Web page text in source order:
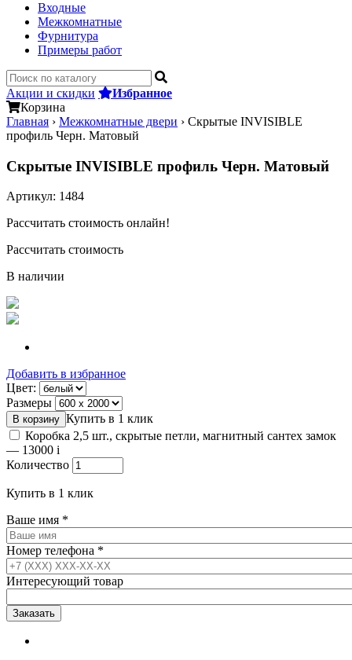
Входные
Межкомнатные
Фурнитура
Примеры работ
Акции и скидки Избранное
Корзина
Главная › Межкомнатные двери › Скрытые INVISIBLE
профиль Черн. Матовый
Скрытые INVISIBLE профиль Черн. Матовый
Артикул: 1484
Рассчитать стоимость онлайн!
Рассчитать стоимость
В наличии
Добавить в избранное
Цвет:
Размеры
Купить в 1 клик
Коробка 2,5 шт., скрытые петли, магнитный сантех замок
— 13000 i
Количество
Купить в 1 клик
Ваше имя *
Номер телефона *
Интересующий товар